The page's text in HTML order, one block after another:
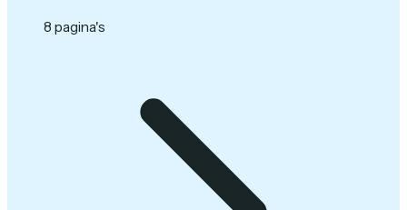
8 pagina's